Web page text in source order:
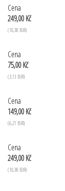
Cena
249,00 Kč
(10,38 EUR)
Cena
75,00 Kč
(3,13 EUR)
Cena
149,00 Kč
(6,21 EUR)
Cena
249,00 Kč
(10,38 EUR)